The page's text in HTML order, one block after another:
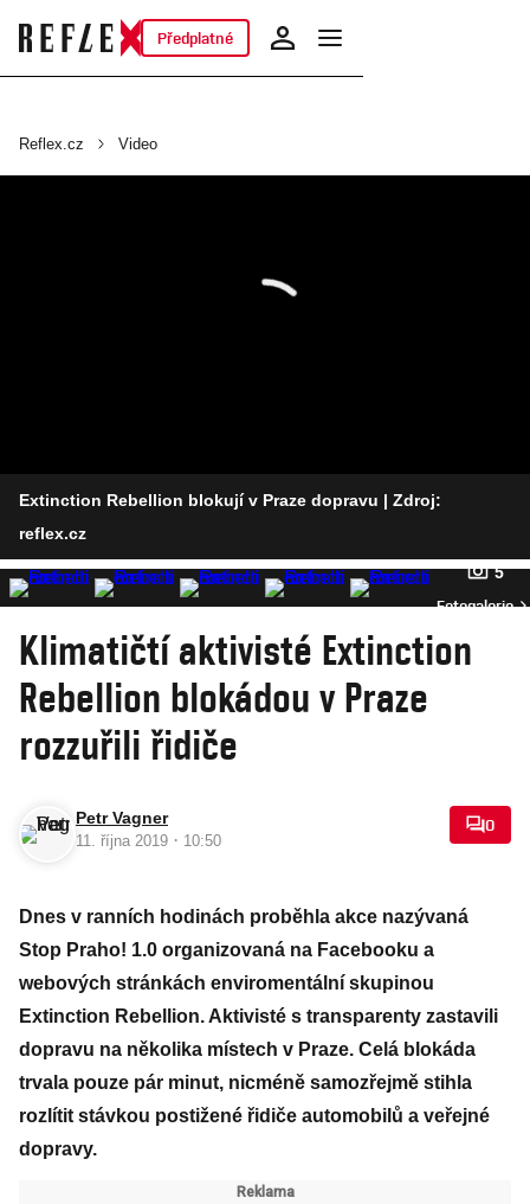
Předplatné
Reflex.cz Video
Extinction Rebellion blokují v Praze dopravu | Zdroj:
reflex.cz
5
Fotogalerie
Klimatičtí aktivisté Extinction
Rebellion blokádou v Praze
rozzuřili řidiče
Petr Vagner
11. října 2019 · 10:50
0
Dnes v ranních hodinách proběhla akce nazývaná
Stop Praho! 1.0 organizovaná na Facebooku a
webových stránkách enviromentální skupinou
Extinction Rebellion. Aktivisté s transparenty zastavili
dopravu na několika místech v Praze. Celá blokáda
trvala pouze pár minut, nicméně samozřejmě stihla
rozlítit stávkou postižené řidiče automobilů a veřejné
dopravy.